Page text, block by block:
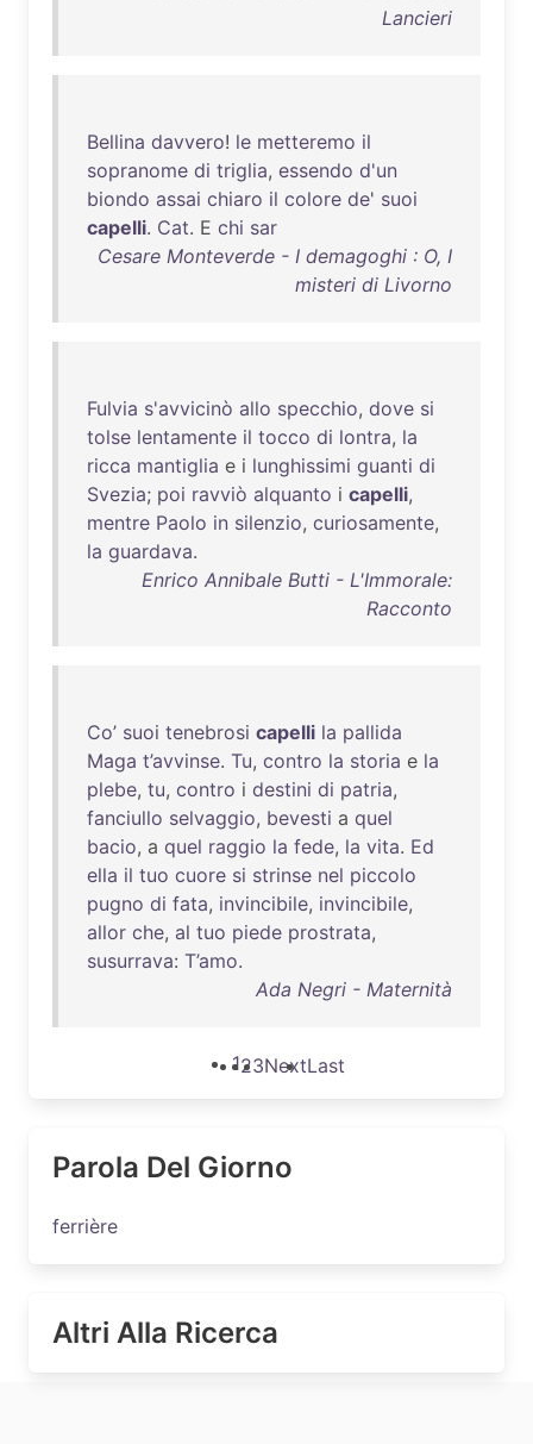
Lancieri
Bellina davvero! le metteremo il
sopranome di triglia, essendo d'un
biondo assai chiaro il colore de' suoi
capelli. Cat. E chi sar
Cesare Monteverde - I demagoghi : O, I
misteri di Livorno
Fulvia s'avvicinò allo specchio, dove si
tolse lentamente il tocco di lontra, la
ricca mantiglia e i lunghissimi guanti di
Svezia; poi ravviò alquanto i capelli,
mentre Paolo in silenzio, curiosamente,
la guardava.
Enrico Annibale Butti - L'Immorale:
Racconto
Co’ suoi tenebrosi capelli la pallida
Maga t’avvinse. Tu, contro la storia e la
plebe, tu, contro i destini di patria,
fanciullo selvaggio, bevesti a quel
bacio, a quel raggio la fede, la vita. Ed
ella il tuo cuore si strinse nel piccolo
pugno di fata, invincibile, invincibile,
allor che, al tuo piede prostrata,
susurrava: T’amo.
Ada Negri - Maternità
123NextLast
Parola Del Giorno
ferrière
Altri Alla Ricerca